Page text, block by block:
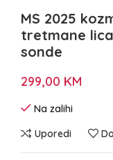
MS 2025
tretmane
sonde
299,00 KM
Na zalihi
Uporedi